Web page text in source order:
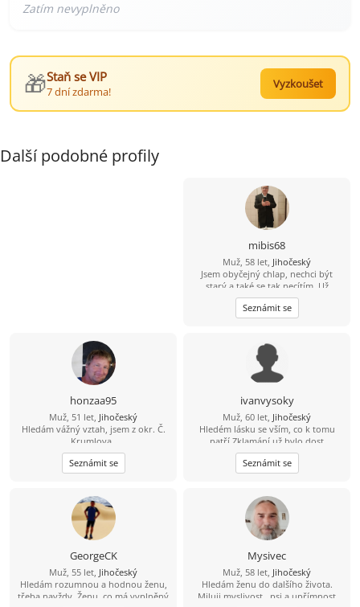
🎁Staň se VIP
7 dní zdarma!
Vyzkoušet
Další podobné profily
mibis68
Muž, 58 let, Jihočeský
Jsem obyčejný chlap, nechci být
starý a také se tak necítím. Už
dlouho jsem někomu neřekl
"miláčku, lásko". Chtěl bych poznat
spíše štíhlou ženu, která by to chtěla
to i já slyšel iod ní. Jinak dílna,
zahrádka, dům, kolo, voda,
houbaření, cross golf, trochu tanec,
hudba, atd.
Seznámit se
honzaa95
Muž, 51 let, Jihočeský
Hledám vážný vztah, jsem z okr. Č.
Krumlova,.
Seznámit se
ivanvysoky
Muž, 60 let, Jihočeský
Hledém lásku se vším, co k tomu
patří.Zklamání už bylo dost
Seznámit se
GeorgeCK
Muž, 55 let, Jihočeský
Hledám rozumnou a hodnou ženu,
třeba navždy. Ženu, co má vyplněný
Mysivec
Muž, 58 let, Jihočeský
Hledám ženu do dalšího života.
Miluji myslivost , psi a upřímnost